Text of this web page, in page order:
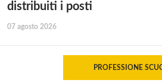
distribuiti i posti
07 agosto 2026
PROFESSIONE